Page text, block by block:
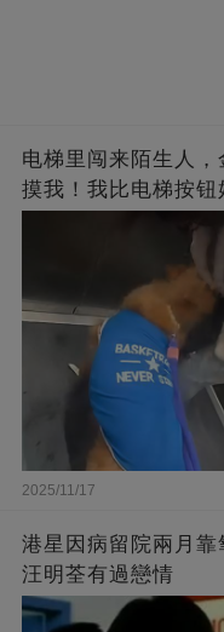
电梯里闯来陌生人
摸我！我比电梯按钮
2025/11/17
港星因病留院兩月
汪明荃有過戀情